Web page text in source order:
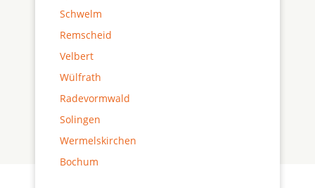
Schwelm
Remscheid
Velbert
Wülfrath
Radevormwald
Solingen
Wermelskirchen
Bochum